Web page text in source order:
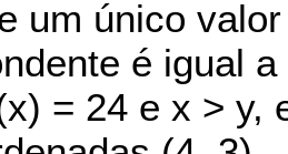
um único
é igual a
= 24 e x > y,